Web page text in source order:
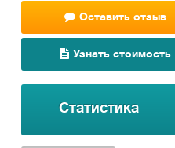
Оставить отзыв
Узнать стоимость
Статистика